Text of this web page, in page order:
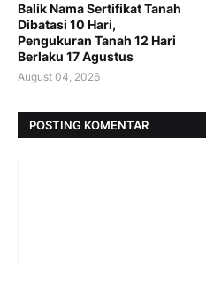
Balik Nama Sertifikat Tanah
Dibatasi 10 Hari,
Pengukuran Tanah 12 Hari
Berlaku 17 Agustus
August 04, 2026
POSTING KOMENTAR